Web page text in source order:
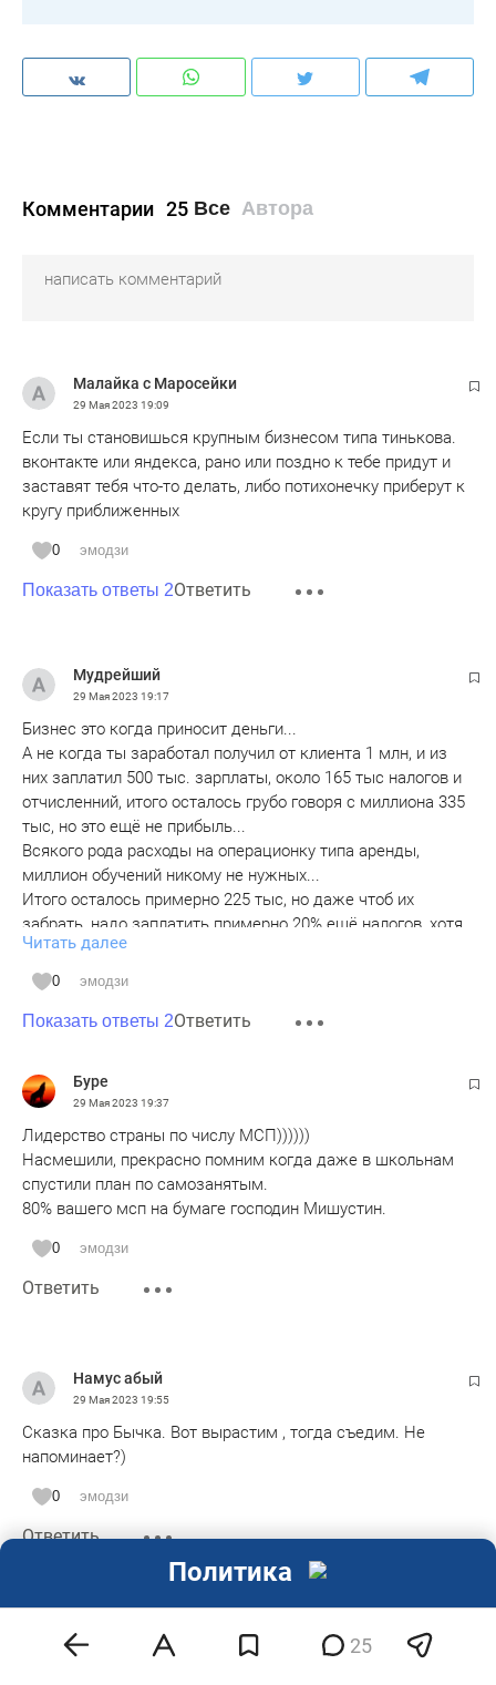
Комментарии 25 Все Автора
Малайка с Маросейки
29 Мая 2023 19:09
Если ты становишься крупным бизнесом типа тинькова.
вконтакте или яндекса, рано или поздно к тебе придут и
заставят тебя что-то делать, либо потихонечку приберут к
кругу приближенных
0 эмодзи
Показать ответы 2Ответить
Мудрейший
29 Мая 2023 19:17
Бизнес это когда приносит деньги...
А не когда ты заработал получил от клиента 1 млн, и из
них заплатил 500 тыс. зарплаты, около 165 тыс налогов и
отчисленний, итого осталось грубо говоря с миллиона 335
тыс, но это ещё не прибыль...
Всякого рода расходы на операционку типа аренды,
миллион обучений никому не нужных...
Итого осталось примерно 225 тыс, но даже чтоб их
забрать, надо заплатить примерно 20% ещё налогов, хотя
уже уплачены 13% и 33%...и как результат чтоб получить
примерно 180 тыс, надо потратить 720 тыс. Бизнес с
рентабельностью 18%...так себе бизнес...
А если ещё какие нибудь госторги...то ещё и эти деньги
усердно их не отдавать
Читать далее
0 эмодзи
Показать ответы 2Ответить
Буре
29 Мая 2023 19:37
Лидерство страны по числу МСП))))))
Насмешили, прекрасно помним когда даже в школьнам
спустили план по самозанятым.
80% вашего мсп на бумаге господин Мишустин.
0 эмодзи
Ответить
Намус абый
29 Мая 2023 19:55
Сказка про Бычка. Вот вырастим , тогда съедим. Не
напоминает?)
0 эмодзи
Ответить
Напрягает ндс когда у тебя больше затрат. Без ндс,
25
Политика